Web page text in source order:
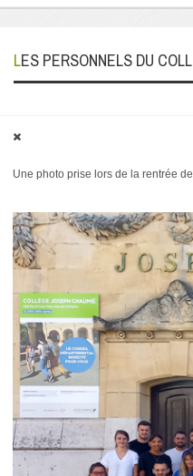
LES PERSONNELS DU
Une photo prise lors de la rentrée